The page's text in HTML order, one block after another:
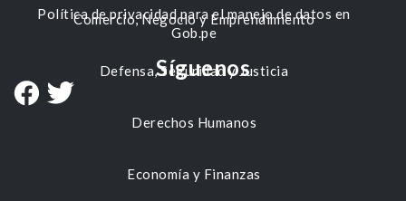
Comercio, Negocio y Emprendimiento
Defensa, Seguridad y Justicia
Derechos Humanos
Economía y Finanzas
Política de privacidad para el manejo de datos en
Gob.pe
Síguenos